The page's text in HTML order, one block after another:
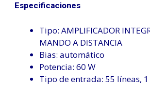
Especificaciones
Tipo: AMPLIFICADOR
MANDO A DISTANCIA
Bias: automático
Potencia: 60 W
Tipo de entrada: 55 líneas,